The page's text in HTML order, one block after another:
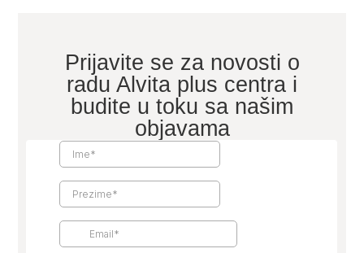
Prijavite se za novosti o
radu Alvita plus centra i
budite u toku sa našim
objavama